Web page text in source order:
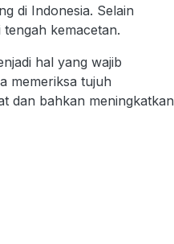
di Indonesia. Selain
kemacetan.
hal yang wajib
memeriksa tujuh
dan bahkan meningkatkan